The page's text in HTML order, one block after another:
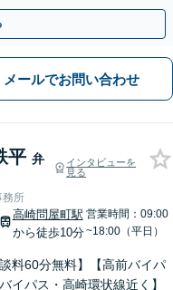
です。
メールでお問い合わせ
平 弁
インタビューを
見る
務所
高崎問屋町駅
から徒歩10分
営業時間：09:00
~18:00（平日）
談料60分無料】【高前バイパ
イパス・高崎環状線近く】